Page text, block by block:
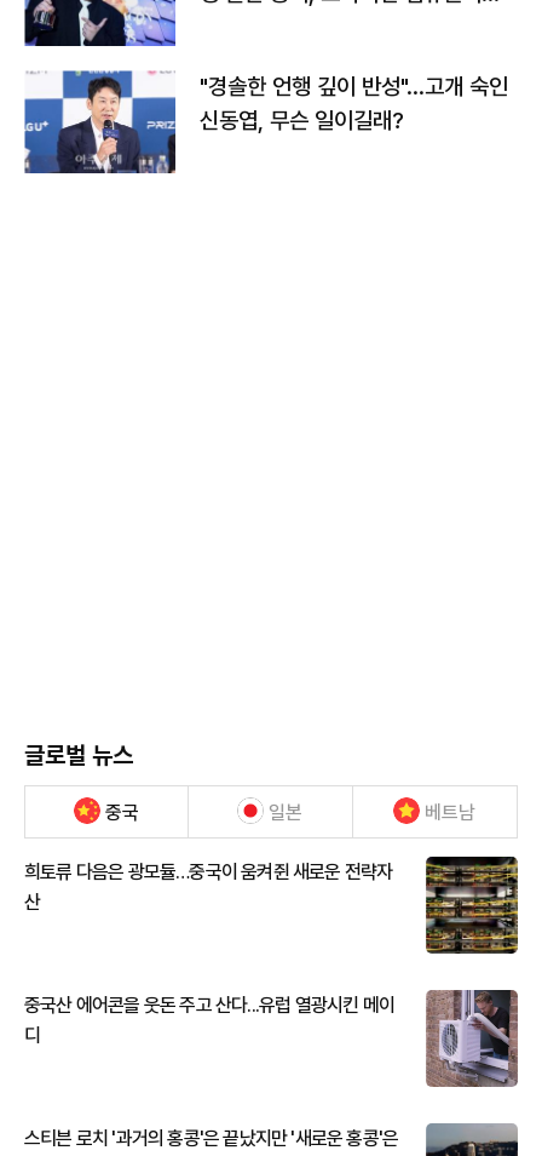
"경솔한 언행 깊이 반성"…고개 숙인
신동엽, 무슨 일이길래?
글로벌 뉴스
중국 일본 베트남
희토류 다음은 광모듈…중국이 움켜쥔 새로운 전략자
산
중국산 에어콘을 웃돈 주고 산다...유럽 열광시킨 메이
디
스티븐 로치 '과거의 홍콩'은 끝났지만 '새로운 홍콩'은